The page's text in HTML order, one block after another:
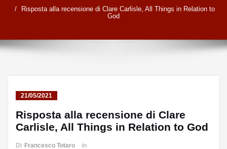
Risposta alla recensione di Clare Carlisle, All Things in Relation to
God
21/05/2021
Risposta alla recensione di Clare
Carlisle, All Things in Relation to God
Di Francesco Totaro
in